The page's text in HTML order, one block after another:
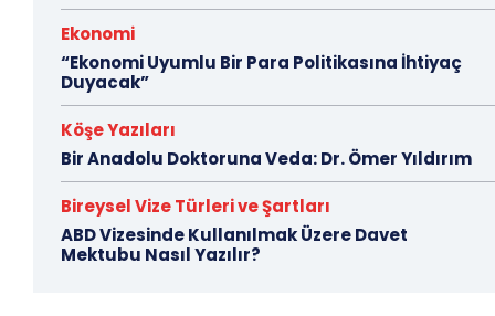
Ekonomi
“Ekonomi Uyumlu Bir Para Politikasına İhtiyaç
Duyacak”
Köşe Yazıları
Bir Anadolu Doktoruna Veda: Dr. Ömer Yıldırım
Bireysel Vize Türleri ve Şartları
ABD Vizesinde Kullanılmak Üzere Davet
Mektubu Nasıl Yazılır?